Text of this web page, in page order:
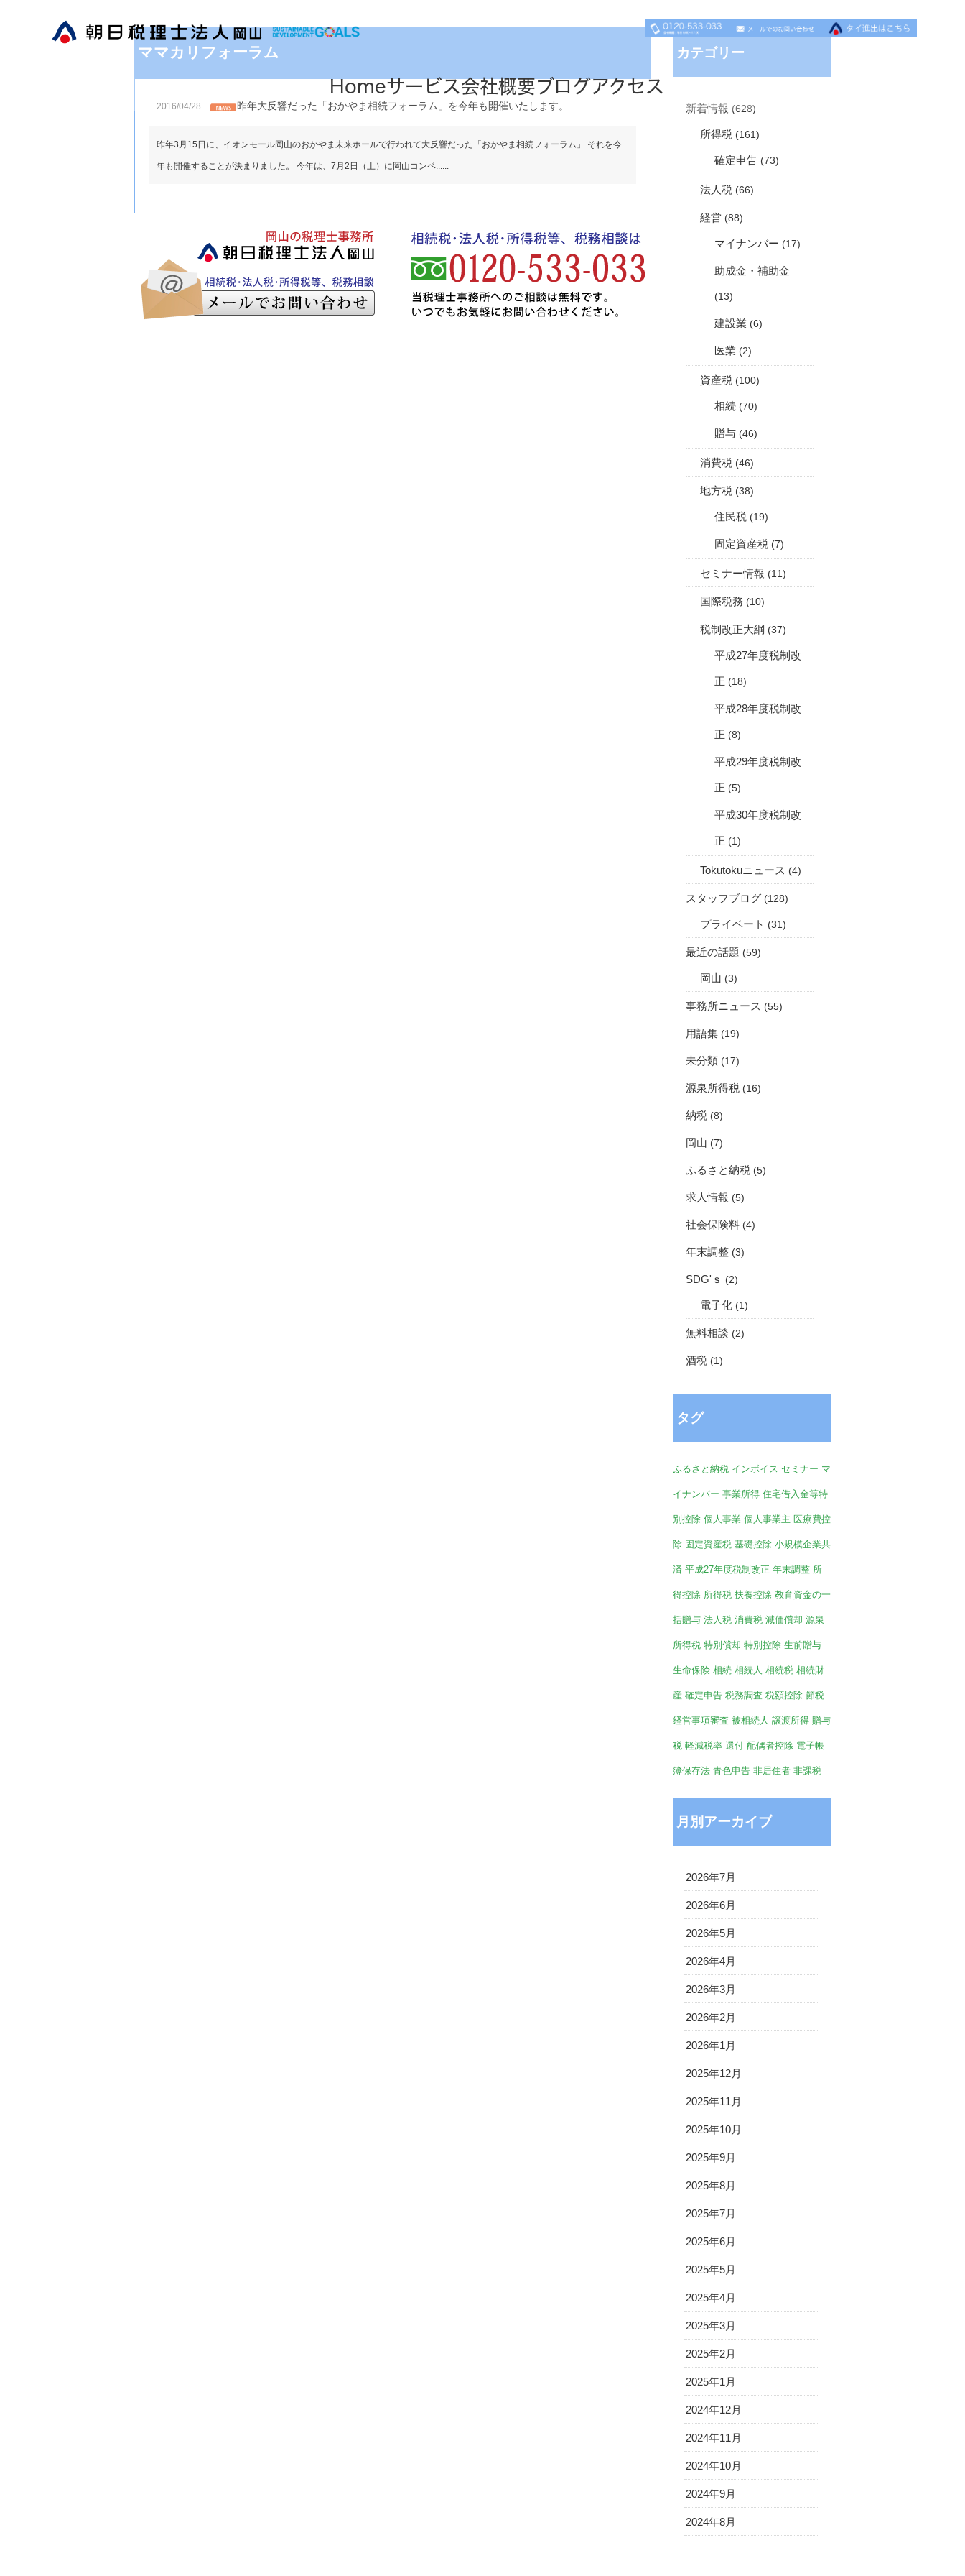
Homeサービス会社概要ブログアクセス
ママカリフォーラム
2016/04/28 昨年大反響だった「おかやま相続フォーラム」を今年も開催いたします。
昨年3月15日に、イオンモール岡山のおかやま未来ホールで行われて大反響だった「おかやま相続フォーラム」 それを今
年も開催することが決まりました。 今年は、7月2日（土）に岡山コンベ......
カテゴリー
新着情報 (628)
所得税 (161)
確定申告 (73)
法人税 (66)
経営 (88)
マイナンバー (17)
助成金・補助金
(13)
建設業 (6)
医業 (2)
資産税 (100)
相続 (70)
贈与 (46)
消費税 (46)
地方税 (38)
住民税 (19)
固定資産税 (7)
セミナー情報 (11)
国際税務 (10)
税制改正大綱 (37)
平成27年度税制改
正 (18)
平成28年度税制改
正 (8)
平成29年度税制改
正 (5)
平成30年度税制改
正 (1)
Tokutokuニュース (4)
スタッフブログ (128)
プライベート (31)
最近の話題 (59)
岡山 (3)
事務所ニュース (55)
用語集 (19)
未分類 (17)
源泉所得税 (16)
納税 (8)
岡山 (7)
ふるさと納税 (5)
求人情報 (5)
社会保険料 (4)
年末調整 (3)
SDG'ｓ (2)
電子化 (1)
無料相談 (2)
酒税 (1)
タグ
ふるさと納税 インボイス セミナー マ
イナンバー 事業所得 住宅借入金等特
別控除 個人事業 個人事業主 医療費控
除 固定資産税 基礎控除 小規模企業共
済 平成27年度税制改正 年末調整 所
得控除 所得税 扶養控除 教育資金の一
括贈与 法人税 消費税 減価償却 源泉
所得税 特別償却 特別控除 生前贈与
生命保険 相続 相続人 相続税 相続財
産 確定申告 税務調査 税額控除 節税
経営事項審査 被相続人 譲渡所得 贈与
税 軽減税率 還付 配偶者控除 電子帳
簿保存法 青色申告 非居住者 非課税
月別アーカイブ
2026年7月
2026年6月
2026年5月
2026年4月
2026年3月
2026年2月
2026年1月
2025年12月
2025年11月
2025年10月
2025年9月
2025年8月
2025年7月
2025年6月
2025年5月
2025年4月
2025年3月
2025年2月
2025年1月
2024年12月
2024年11月
2024年10月
2024年9月
2024年8月